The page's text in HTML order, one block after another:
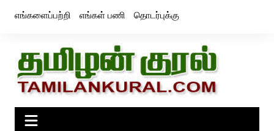
எங்களைப்பற்றி எங்கள் பணி தொடர்புக்கு